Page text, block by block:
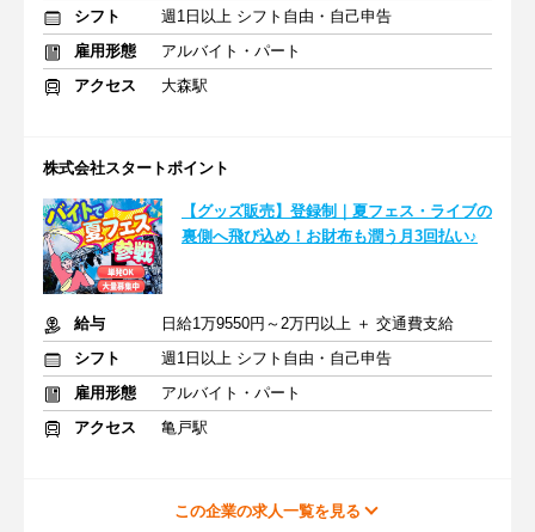
シフト
週1日以上 シフト自由・自己申告
雇用形態
アルバイト・パート
アクセス
大森駅
株式会社スタートポイント
【グッズ販売】登録制｜夏フェス・ライブの
裏側へ飛び込め！お財布も潤う月3回払い♪
給与
日給1万9550円～2万円以上 ＋ 交通費支給
シフト
週1日以上 シフト自由・自己申告
雇用形態
アルバイト・パート
アクセス
亀戸駅
この企業の求人一覧を見る